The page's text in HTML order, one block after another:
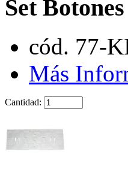
Set
cód. 77-
Más
Cantidad: